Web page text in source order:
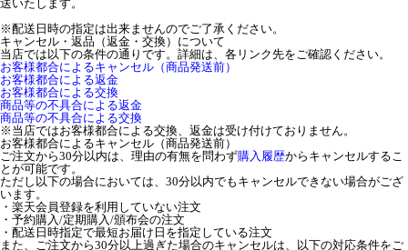
送いたします。
※配送日時の指定は出来ませんのでご了承ください。
キャンセル・返品（返金・交換）について
当店では以下の条件の通りです。詳細は、各リンク先をご確認ください。
お客様都合によるキャンセル（商品発送前）
お客様都合による返金
お客様都合による交換
商品等の不具合による返金
商品等の不具合による交換
※当店ではお客様都合による交換、返金は受け付けておりません。
お客様都合によるキャンセル（商品発送前）
ご注文から30分以内は、理由の有無を問わず購入履歴からキャンセルするこ
とが可能です。
ただし以下の場合においては、30分以内でもキャンセルできない場合がござ
います。
・楽天会員登録を利用していない注文
・予約購入/定期購入/頒布会の注文
・配送日時指定で最短お届け日を指定している注文
また、ご注文から30分以上過ぎた場合のキャンセルは、以下の対応条件をご